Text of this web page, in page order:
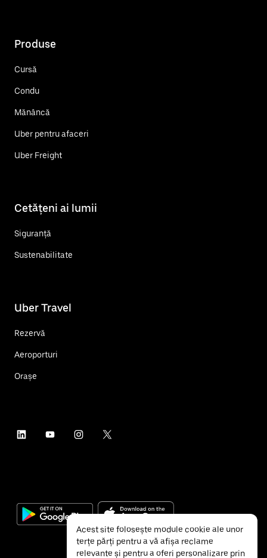
Produse
Cursă
Condu
Mănâncă
Uber pentru afaceri
Uber Freight
Cetățeni ai lumii
Siguranță
Sustenabilitate
Uber Travel
Rezervă
Aeroporturi
Orașe
Acest site folosește module cookie ale unor
terțe părți pentru a vă afișa reclame
relevante și pentru a oferi personalizare prin